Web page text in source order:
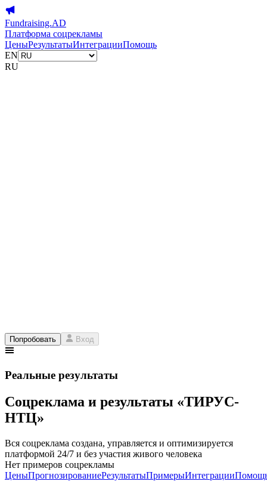
Fundraising.AD
Платформа соцрекламы
ЦеныРезультатыИнтеграцииПомощь
EN
RU
Попробовать Вход
Реальные результаты
Соцреклама и результаты «ТИРУС-
НТЦ»
Вся соцреклама создана, управляется и оптимизируется
платформой 24/7 и без участия живого человека
Нет примеров соцрекламы
ЦеныПрогнозированиеРезультатыПримерыИнтеграции